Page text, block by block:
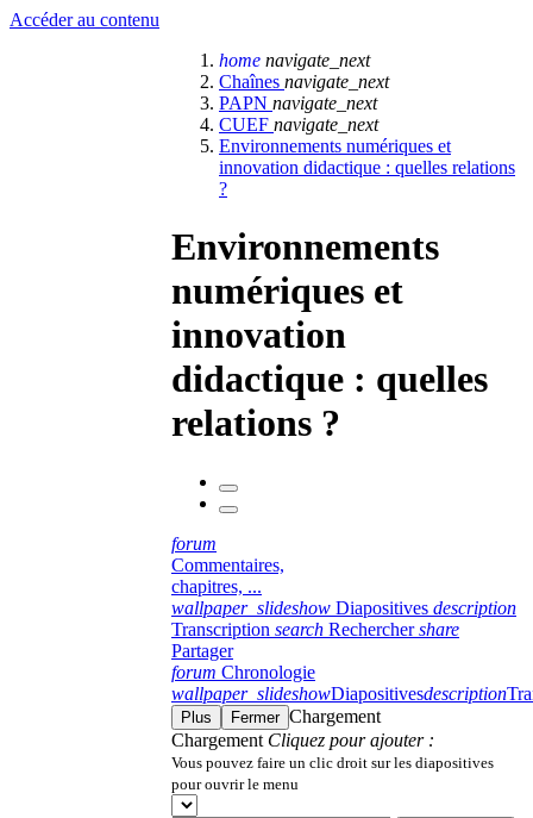
Accéder au contenu
home navigate_next
Chaînes navigate_next
PAPN navigate_next
CUEF navigate_next
Environnements numériques et
innovation didactique : quelles relations
?
Environnements
numériques et
innovation
didactique : quelles
relations ?
forum
Commentaires,
chapitres, ...
wallpaper_slideshow Diapositives description
Transcription search Rechercher share
Partager
forum Chronologie
wallpaper_slideshowDiapositivesdescription
Plus Fermer Chargement
Chargement Cliquez pour ajouter :
Vous pouvez faire un clic droit sur les diapositives
pour ouvrir le menu